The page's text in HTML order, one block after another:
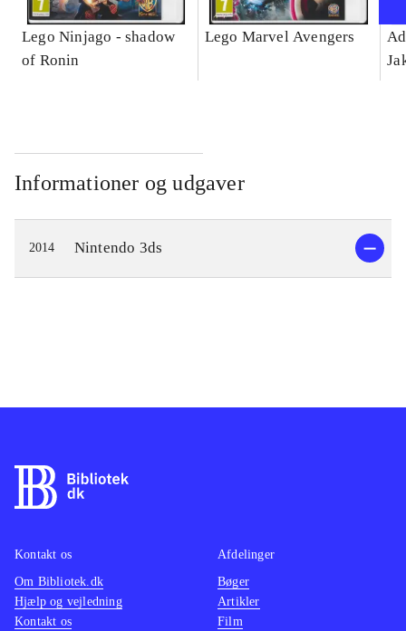
Lego Ninjago - shadow
of Ronin
Lego Marvel Avengers
Informationer og udgaver
2014 Nintendo 3ds
Kontakt os
Om Bibliotek.dk
Hjælp og vejledning
Kontakt os
Afdelinger
Bøger
Artikler
Film